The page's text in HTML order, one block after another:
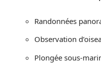
Randonnées
Observation
Plongée sous-